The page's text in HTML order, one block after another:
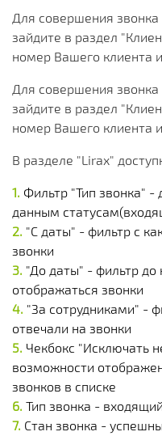
Для совершения
зайдите в раздел
номер Вашего клиента
Для совершения
зайдите в раздел
номер Вашего клиента
В разделе "Lirax"
Фильтр "Тип звонка" -
данным
"С даты" - фильтр с
звонки
"До даты" - фильтр до
отображаться звонки
"За сотрудниками" -
отвечали на звонки
Чекбокс "Исключать
возможности
звонков в списке
Тип звонка -
Стан звонка -